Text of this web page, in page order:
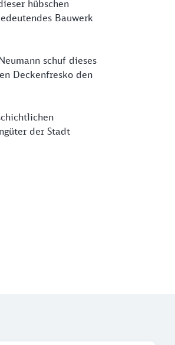
hübschen
Bauwerk
schuf dieses
Deckenfresko den
der Stadt